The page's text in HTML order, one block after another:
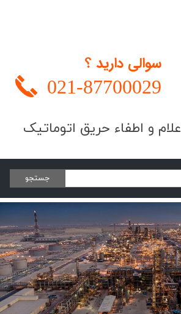
و اطفاء حریق اتوماتیک
سوالی دارید ؟
021-87700029
جستجو